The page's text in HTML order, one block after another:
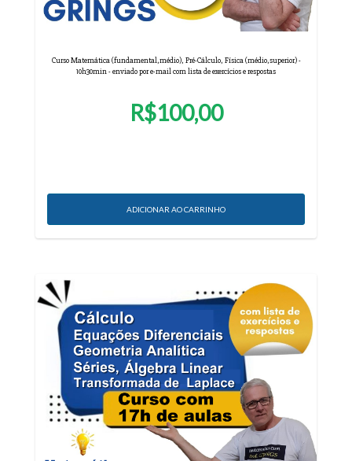
Curso Matemática (fundamental,médio), Pré-Cálculo, Física (médio,superior) -
10h30min - enviado por e-mail com lista de exercícios e respostas
R$100,00